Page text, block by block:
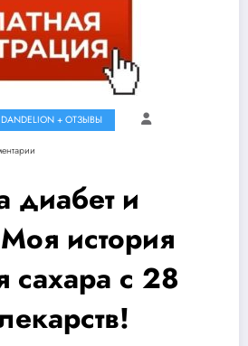
+ ОТЗЫВЫ
диабет и
история
сахара с 28